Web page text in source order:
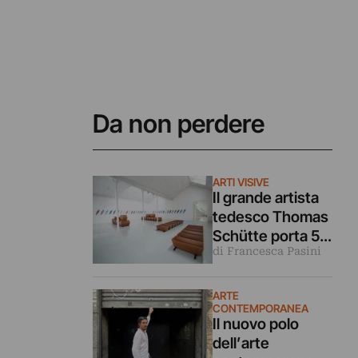
Da non perdere
ARTI VISIVE
Il grande artista
tedesco Thomas
Schütte porta 50
bare in un borgo
di Francesca Pasini
ARTE
CONTEMPORANEA
Il nuovo polo
dell’arte